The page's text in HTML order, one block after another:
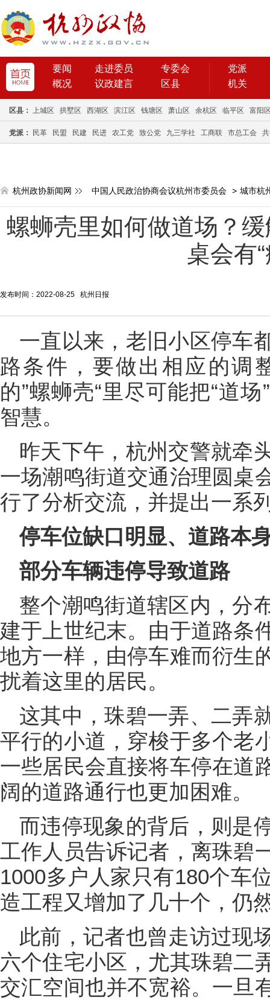
要闻 走进委员
专委会
概况
议政建言 区县
党派
机关
区县： 上城区 拱墅区 西湖区 滨江区 钱塘区 萧山区 余杭区 临平区 富阳
党派： 民革 民盟 民建 民进 农工党 致公党 九三学社 工商联 市总工会
杭州政协新闻网 中国人民政治协商会议杭州市委员会 > 城市杭
螺蛳壳里如何做道场？
桌会有
发布时间：2022-08-25 杭州日报
一直以来，老旧小区停车
路条件，要做出相应的调
的”螺蛳壳“里尽可能把“道
智慧。
昨天下午，杭州交警就牵
一场潮鸣街道交通治理圆桌
行了分析交流，并提出一系
停车位缺口明显、道路本
部分车辆违停导致道路
整个潮鸣街道辖区内，分
建于上世纪末。由于道路条
地方一样，由停车难而衍生
扰着这里的居民。
这其中，珠碧一弄、二弄
平行的小道，穿梭于多个老
一些居民会直接将车停在道
阔的道路通行也更加困难。
而违停现象的背后，则是
工作人员告诉记者，离珠碧
1000多户人家只有180个车
造工程又增加了几十个，仍
此前，记者也曾走访过现
六个住宅小区，尤其珠碧二
交汇空间也并不宽裕。一旦